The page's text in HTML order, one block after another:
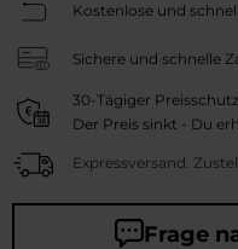
Kostenlose und
Sichere und schnelle
30-Tägiger
Der Preis sinkt - Du
Expressversand.
Frage